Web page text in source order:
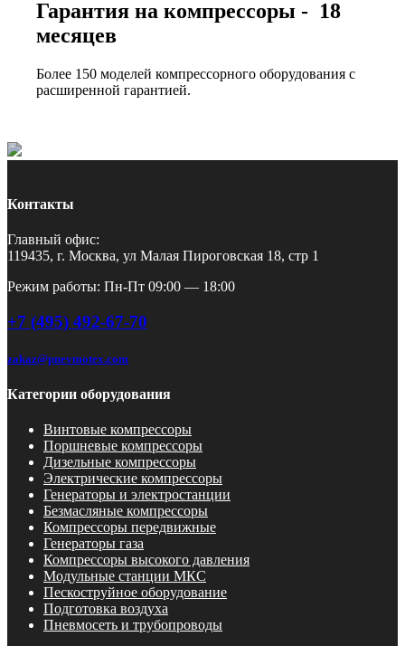
Гарантия на компрессоры - 18
месяцев
Более 150 моделей компрессорного оборудования с
расширенной гарантией.
Контакты
Главный офис:
119435, г. Москва, ул Малая Пироговская 18, стр 1
Режим работы: Пн-Пт 09:00 — 18:00
+7 (495) 492-67-70
zakaz@pnevmotex.com
Категории оборудования
Винтовые компрессоры
Поршневые компрессоры
Дизельные компрессоры
Электрические компрессоры
Генераторы и электростанции
Безмасляные компрессоры
Компрессоры передвижные
Генераторы газа
Компрессоры высокого давления
Модульные станции МКС
Пескоструйное оборудование
Подготовка воздуха
Пневмосеть и трубопроводы